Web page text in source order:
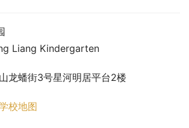
Liang Kindergarten
龙蟠街3号星河明居平台2楼
校地图